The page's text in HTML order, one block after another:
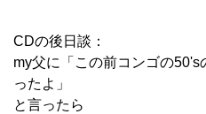
CDの後日談：
my父に「この前コンゴの
ったよ」
と言ったら